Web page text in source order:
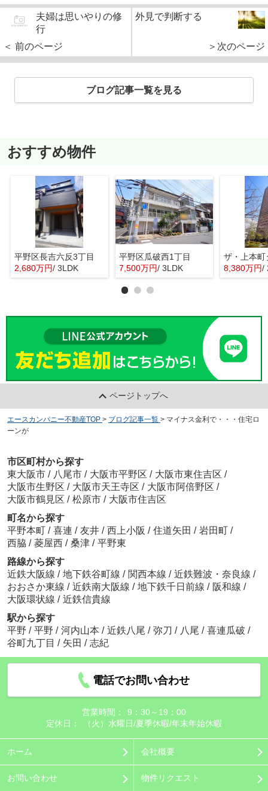
夫婦は思いやりの修
行
＜ 前のページ
外見で判断する
＞次のページ
ブログ記事一覧を見る
おすすめ物件
平野区長吉六反3丁目
2,680万円/ 3LDK
平野区瓜破西1丁目
7,500万円/ 3LDK
ザ・上本町
8,380万円/
ページトップへ
エースカンパニー不動産TOP > ブログ記事一覧 > マイナス金利で・・・住宅ロ
ーンが
市区町村から探す
東大阪市 / 八尾市 / 大阪市平野区 / 大阪市東住吉区 /
大阪市生野区 / 大阪市天王寺区 / 大阪市阿倍野区 /
大阪市鶴見区 / 松原市 / 大阪市住吉区
町名から探す
平野本町 / 喜連 / 友井 / 西上小阪 / 住道矢田 / 岩田町 /
西脇 / 菱屋西 / 桑津 / 平野東
路線から探す
近鉄大阪線 / 地下鉄谷町線 / 関西本線 / 近鉄難波・奈良線 /
おおさか東線 / 近鉄南大阪線 / 地下鉄千日前線 / 阪和線 /
大阪環状線 / 近鉄信貴線
駅から探す
平野 / 平野 / 河内山本 / 近鉄八尾 / 弥刀 / 八尾 / 喜連瓜破 /
谷町九丁目 / 矢田 / 志紀
電話でお問い合わせ
営業時間：
9：30～19：00
定休日：
（火）水曜日/夏季休暇/年末年始休暇
ホーム 会社概要
お問い合わせ 物件リクエスト